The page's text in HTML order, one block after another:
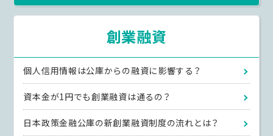
創業融資
個人信用情報は公庫からの融資に影響する？
資本金が1円でも創業融資は通るの？
日本政策金融公庫の新創業融資制度の流れとは？